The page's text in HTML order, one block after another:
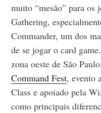
muito “mesão” para os
Gathering,
Commander, um dos
de se jogar o card
zona oeste de São
Command Fest, evento
Class e apoiado pela
como principais